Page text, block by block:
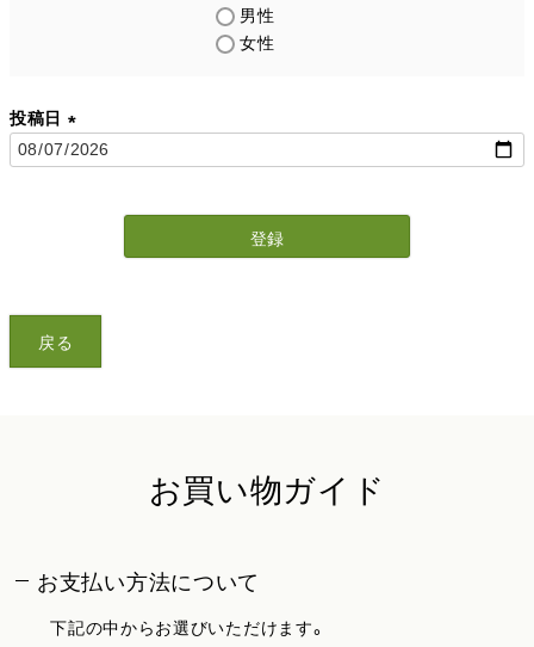
男性
女性
投稿日
(
登録
戻る
お買い物ガイド
お支払い方法について
下記の中からお選びいただけます。